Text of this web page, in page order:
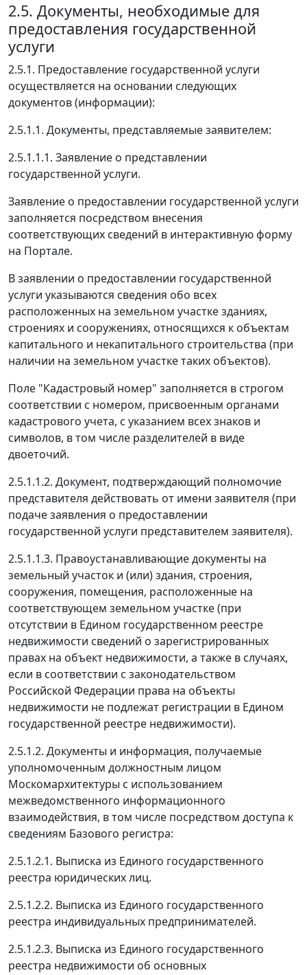
2.5. Документы, необходимые для
предоставления государственной
услуги
2.5.1. Предоставление государственной услуги
осуществляется на основании следующих
документов (информации):
2.5.1.1. Документы, представляемые заявителем:
2.5.1.1.1. Заявление о представлении
государственной услуги.
Заявление о предоставлении государственной услуги
заполняется посредством внесения
соответствующих сведений в интерактивную форму
на Портале.
В заявлении о предоставлении государственной
услуги указываются сведения обо всех
расположенных на земельном участке зданиях,
строениях и сооружениях, относящихся к объектам
капитального и некапитального строительства (при
наличии на земельном участке таких объектов).
Поле "Кадастровый номер" заполняется в строгом
соответствии с номером, присвоенным органами
кадастрового учета, с указанием всех знаков и
символов, в том числе разделителей в виде
двоеточий.
2.5.1.1.2. Документ, подтверждающий полномочие
представителя действовать от имени заявителя (при
подаче заявления о предоставлении
государственной услуги представителем заявителя).
2.5.1.1.3. Правоустанавливающие документы на
земельный участок и (или) здания, строения,
сооружения, помещения, расположенные на
соответствующем земельном участке (при
отсутствии в Едином государственном реестре
недвижимости сведений о зарегистрированных
правах на объект недвижимости, а также в случаях,
если в соответствии с законодательством
Российской Федерации права на объекты
недвижимости не подлежат регистрации в Едином
государственной реестре недвижимости).
2.5.1.2. Документы и информация, получаемые
уполномоченным должностным лицом
Москомархитектуры с использованием
межведомственного информационного
взаимодействия, в том числе посредством доступа к
сведениям Базового регистра:
2.5.1.2.1. Выписка из Единого государственного
реестра юридических лиц.
2.5.1.2.2. Выписка из Единого государственного
реестра индивидуальных предпринимателей.
2.5.1.2.3. Выписка из Единого государственного
реестра недвижимости об основных